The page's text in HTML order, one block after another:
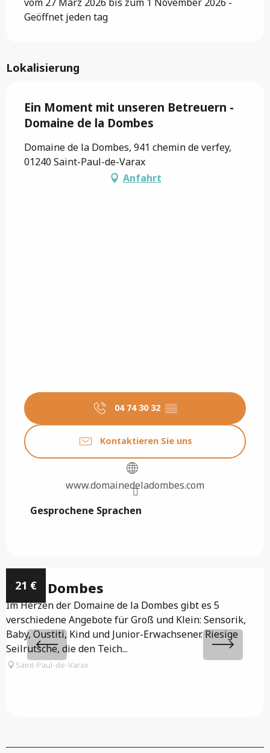
Geöffnet jeden tag
Lokalisierung
Ein Moment mit unseren Betreuern -
Domaine de la Dombes
Domaine de la Dombes, 941 chemin de verfey,
01240 Saint-Paul-de-Varax
Anfahrt
04 74 30 32 ▒▒
Kontaktieren Sie uns
www.domainedeladombes.com
Gesprochene Sprachen
Gesprochene Sprachen
21 €
Accro Dombes
Im Herzen der Domaine de la Dombes gibt es 5
verschiedene Angebote für Groß und Klein: Sensorik,
Baby, Oustiti, Kind und Junior-Erwachsener. Riesige
Seilrutsche, die den Teich...
Saint-Paul-de-Varax